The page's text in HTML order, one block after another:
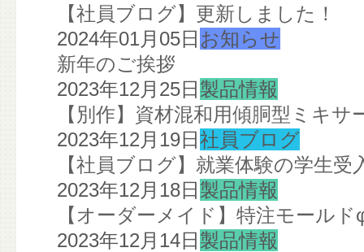
【社員ブログ】更新しました！
2024年01月05日 お知らせ
新年のご挨拶
2023年12月25日 製品情報
【別作】資材混和用傾胴型ミキサ
2023年12月19日 社員ブログ
【社員ブログ】就業体験の学生受
2023年12月18日 製品情報
【オーダーメイド】特注モール
2023年12月14日 製品情報